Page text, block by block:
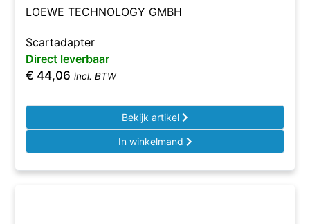
LOEWE TECHNOLOGY GMBH
Scartadapter
Direct leverbaar
€ 44,06 incl. BTW
Bekijk artikel
In winkelmand